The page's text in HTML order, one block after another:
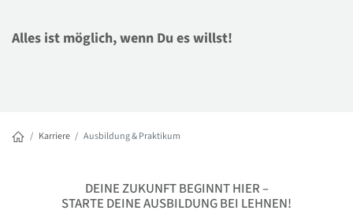
Alles ist möglich, wenn Du es willst!
Karriere Ausbildung & Praktikum
DEINE ZUKUNFT BEGINNT HIER –
STARTE DEINE AUSBILDUNG BEI LEHNEN!